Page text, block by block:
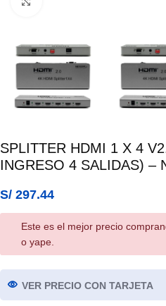
SPLITTER HDMI 1 X 4
INGRESO 4 SALIDAS) –
S/ 297.44
Este es el mejor precio
o yape.
VER PRECIO CON TARJETA